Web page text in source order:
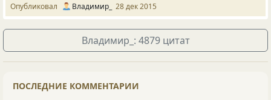
Опубликовал Владимир_ 28 дек 2015
Владимир_: 4879 цитат
ПОСЛЕДНИЕ КОММЕНТАРИИ